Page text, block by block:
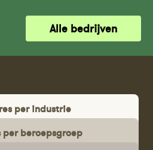
Alle bedrijven
per industrie
per beroepsgroep